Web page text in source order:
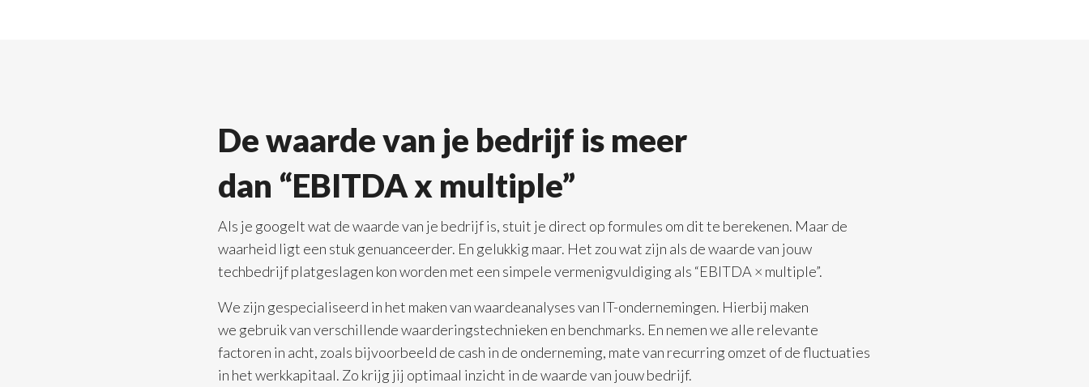
De waarde van je bedrijf is meer
dan “EBITDA x multiple”
Als je googelt wat de waarde van je bedrijf is, stuit je direct op formules om dit te berekenen. Maar de
waarheid ligt een stuk genuanceerder. En gelukkig maar. Het zou wat zijn als de waarde van jouw
techbedrijf platgeslagen kon worden met een simpele vermenigvuldiging als “EBITDA × multiple”.
We zijn gespecialiseerd in het maken van waardeanalyses van IT-ondernemingen. Hierbij maken
we gebruik van verschillende waarderingstechnieken en benchmarks. En nemen we alle relevante
factoren in acht, zoals bijvoorbeeld de cash in de onderneming, mate van recurring omzet of de fluctuaties
in het werkkapitaal. Zo krijg jij optimaal inzicht in de waarde van jouw bedrijf.